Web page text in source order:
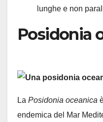
lunghe e non
Posidonia
La Posidonia oceanica
endemica del Mar